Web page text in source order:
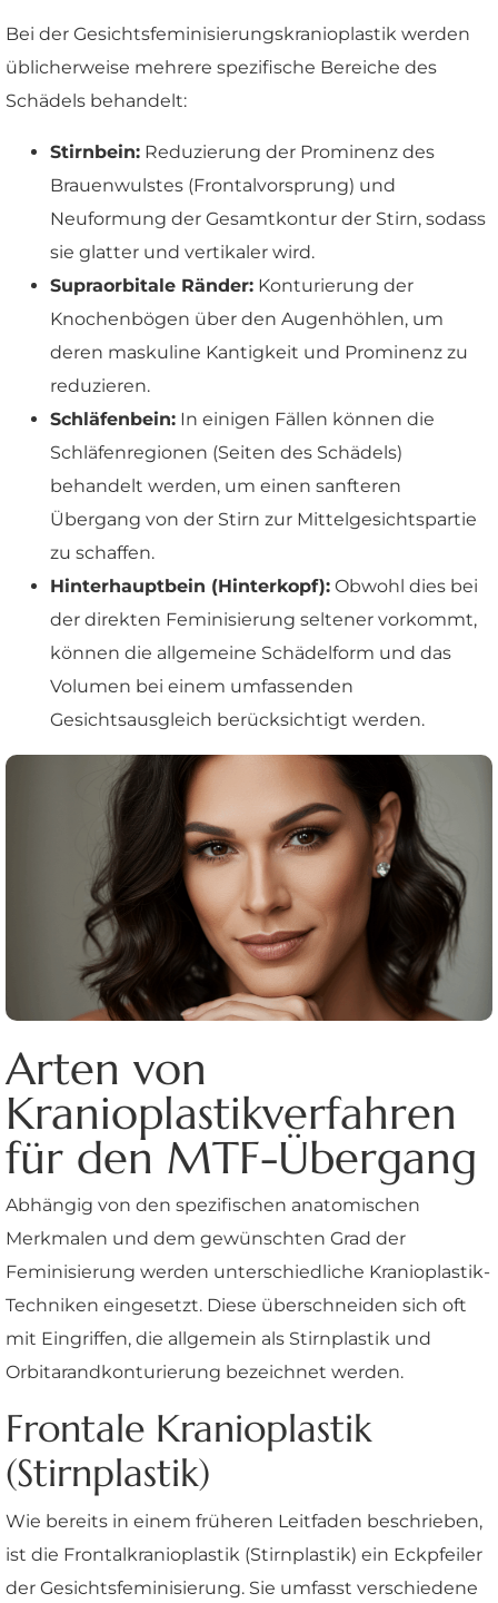
Bei der Gesichtsfeminisierungskranioplastik werden
üblicherweise mehrere spezifische Bereiche des
Schädels behandelt:
Stirnbein: Reduzierung der Prominenz des
Brauenwulstes (Frontalvorsprung) und
Neuformung der Gesamtkontur der Stirn, sodass
sie glatter und vertikaler wird.
Supraorbitale Ränder: Konturierung der
Knochenbögen über den Augenhöhlen, um
deren maskuline Kantigkeit und Prominenz zu
reduzieren.
Schläfenbein: In einigen Fällen können die
Schläfenregionen (Seiten des Schädels)
behandelt werden, um einen sanfteren
Übergang von der Stirn zur Mittelgesichtspartie
zu schaffen.
Hinterhauptbein (Hinterkopf): Obwohl dies bei
der direkten Feminisierung seltener vorkommt,
können die allgemeine Schädelform und das
Volumen bei einem umfassenden
Gesichtsausgleich berücksichtigt werden.
Arten von
Kranioplastikverfahren
für den MTF-Übergang
Abhängig von den spezifischen anatomischen
Merkmalen und dem gewünschten Grad der
Feminisierung werden unterschiedliche Kranioplastik-
Techniken eingesetzt. Diese überschneiden sich oft
mit Eingriffen, die allgemein als Stirnplastik und
Orbitarandkonturierung bezeichnet werden.
Frontale Kranioplastik
(Stirnplastik)
Wie bereits in einem früheren Leitfaden beschrieben,
ist die Frontalkranioplastik (Stirnplastik) ein Eckpfeiler
der Gesichtsfeminisierung. Sie umfasst verschiedene